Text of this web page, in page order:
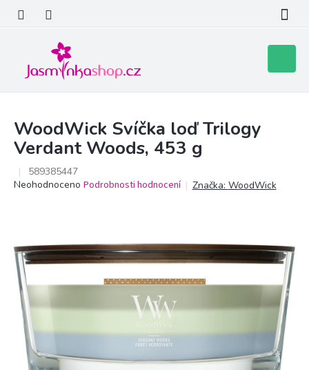
obsah
košík
WoodWick Svíčka loď Trilogy
Verdant Woods, 453 g
589385447
Průměrné
z
5
hvězdiček.
Neohodnoceno Podrobnosti hodnocení Značka: WoodWick